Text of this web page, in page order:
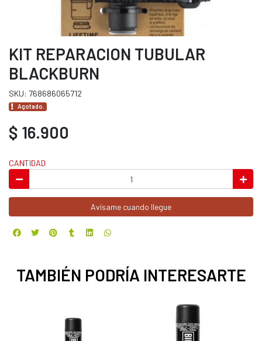
KIT REPARACION TUBULAR
BLACKBURN
SKU: 768686065712
Agotado.
$ 16.900
CANTIDAD
Avísame cuando llegue
TAMBIÉN PODRÍA INTERESARTE